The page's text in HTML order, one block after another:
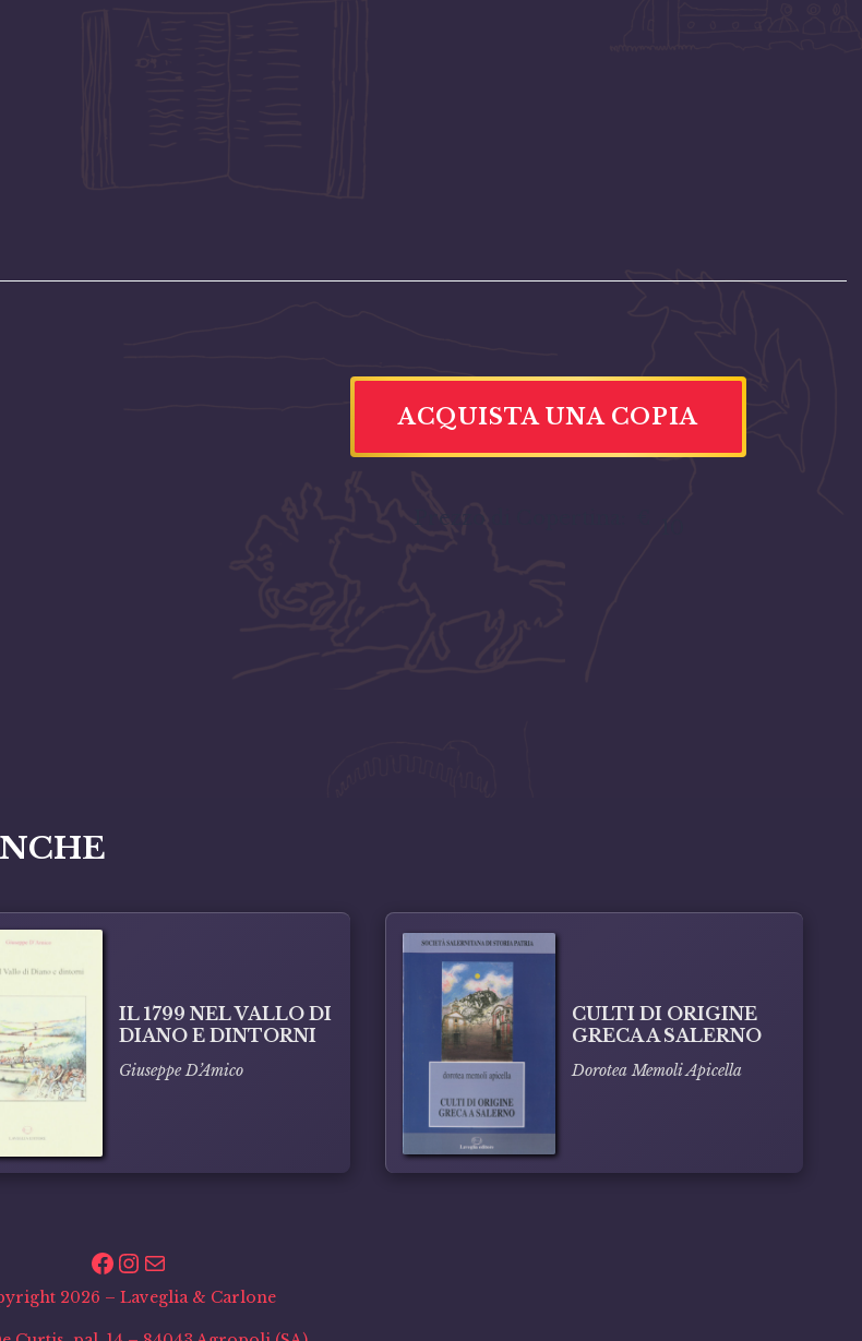
ACQUISTA UNA COPIA
Prezzo di Copertina:
IL 1799 NEL VALLO DI
DIANO E DINTORNI
Giuseppe D’Amico
CULTI DI ORIGINE
GRECA A SALERNO
Dorotea Memoli Apicella
Facebook
Instagram
Email
2026 – Laveglia & Carlone